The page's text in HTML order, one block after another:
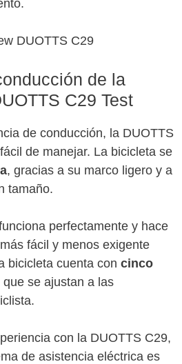
de la
C29 Test
de conducción, la DUOTTS
de manejar. La bicicleta se
, gracias a su marco ligero y a
tamaño.
perfectamente y hace
fácil y menos exigente
bicicleta cuenta con cinco
que se ajustan a las
con la DUOTTS C29,
de asistencia eléctrica es